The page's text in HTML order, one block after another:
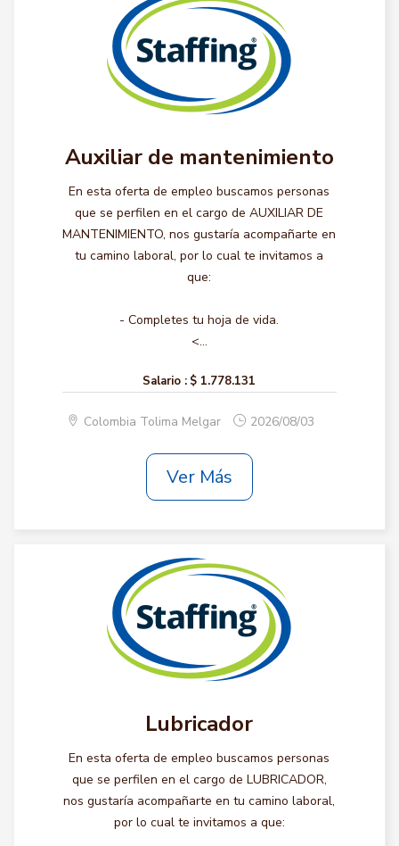
Auxiliar de mantenimiento
En esta oferta de empleo buscamos personas
que se perfilen en el cargo de AUXILIAR DE
MANTENIMIENTO, nos gustaría acompañarte en
tu camino laboral, por lo cual te invitamos a
que:
- Completes tu hoja de vida.
<...
Salario : $ 1.778.131
Colombia Tolima Melgar 2026/08/03
Ver Más
Lubricador
En esta oferta de empleo buscamos personas
que se perfilen en el cargo de LUBRICADOR,
nos gustaría acompañarte en tu camino laboral,
por lo cual te invitamos a que: